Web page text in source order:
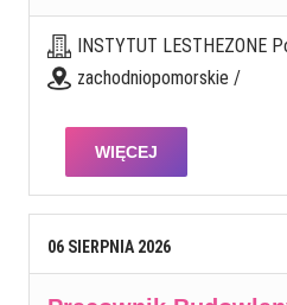
INSTYTUT LESTHEZONE
zachodniopomorskie /
WIĘCEJ
06 SIERPNIA 2026